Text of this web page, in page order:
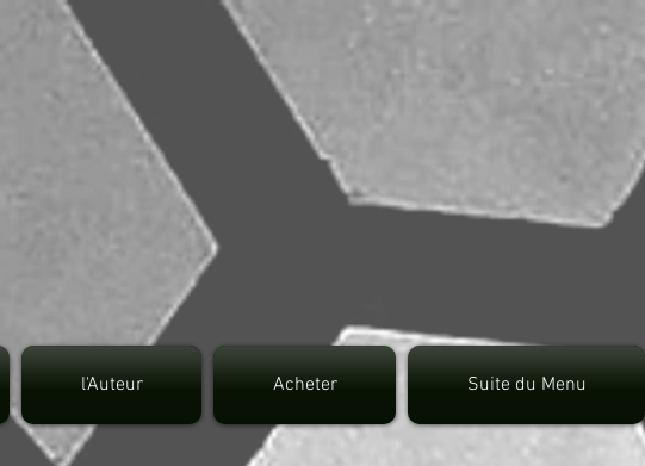
DIRECT, f08c47fec0942fa0
l'Auteur Acheter Suite du Menu